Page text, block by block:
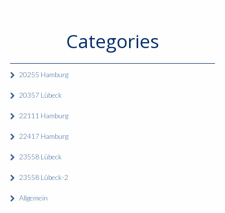
Categories
20255 Hamburg
20357 Lübeck
22111 Hamburg
22417 Hamburg
23558 Lübeck
23558 Lübeck-2
Allgemein